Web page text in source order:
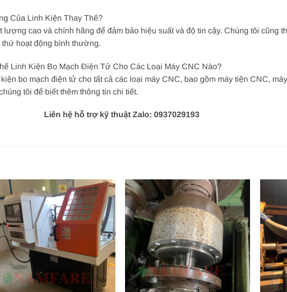
Của Linh Kiện Thay Thế?
cao và chính hãng để đảm bảo hiệu suất và độ tin cậy. Chúng tôi cũng
thứ hoạt động bình thường.
Linh Kiện Bo Mạch Điện Tử Cho Các Loại Máy CNC Nào?
bo mạch điện tử cho tất cả các loại máy CNC, bao gồm máy tiện CNC,
tôi để biết thêm thông tin chi tiết.
Liên hệ hỗ trợ kỹ thuật Zalo: 0937029193